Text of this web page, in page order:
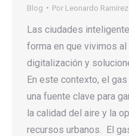
Blog Por Leonardo Ramirez
Las ciudades
forma en que vivimos
digitalización y
En este contexto, el
una fuente clave para
la calidad del aire y la
recursos urbanos. El